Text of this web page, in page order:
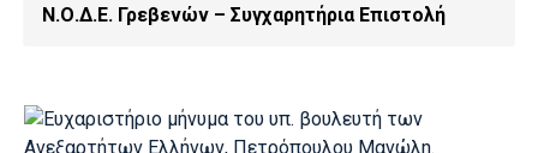
Ν.Ο.Δ.Ε. Γρεβενών – Συγχαρητήρια Επιστολή